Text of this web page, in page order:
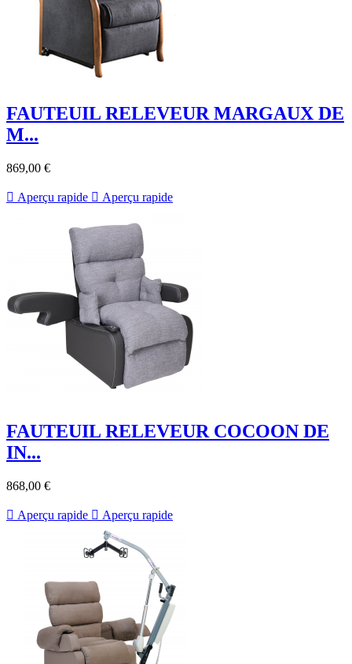
FAUTEUIL RELEVEUR MARGAUX DE
M...
869,00 €
 Aperçu rapide  Aperçu rapide
FAUTEUIL RELEVEUR COCOON DE
IN...
868,00 €
 Aperçu rapide  Aperçu rapide